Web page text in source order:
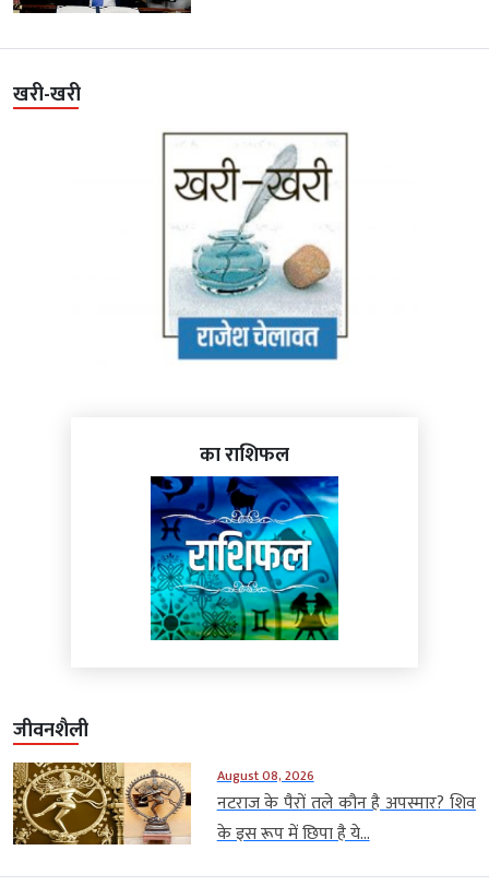
खरी-खरी
का राशिफल
जीवनशैली
August 08, 2026
नटराज के पैरों तले कौन है अपस्मार? शिव
के इस रूप में छिपा है ये...